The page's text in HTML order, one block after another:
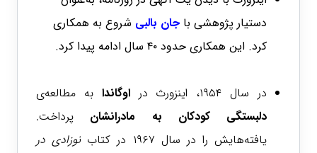
دستیار پژوهشی با جان بالبی شروع به همکاری
کرد. این همکاری حدود ۴۰ سال ادامه پیدا کرد.
در سال ۱۹۵۴، اینزورث در اوگاندابه مطالعه‌ی
دلبستگی کودکان به مادرانشان پرداخت.
یافته‌هایش را در سال ۱۹۶۷ در کتاب
نوزادی در